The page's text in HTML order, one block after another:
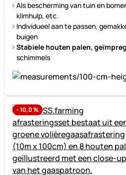
Als bescherming van tuin en
klimhulp, etc.
Individueel aan te passen,
buigen
Stabiele houten palen,
schimmels
-10,0%